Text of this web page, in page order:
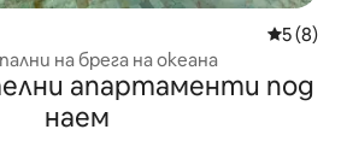
Средна
5 (8)
на брега на океана
апартаменти под
наем